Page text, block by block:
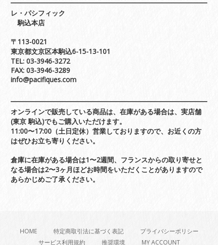
レ・パシフィック
駒込本店
〒113-0021
東京都文京区本駒込6-15-13-101
TEL: 03-3946-3272
FAX: 03-3946-3289
info@pacifiques.com
オンラインで販売している商品は、在庫がある場合は、実店舗
(東京 駒込)でもご購入いただけます。
11:00〜17:00（土日定休）営業しておりますので、お近くの方
はぜひお立ち寄りください。
倉庫に在庫がある場合は1〜2週間、フランスからの取り寄せと
なる場合は2〜3ヶ月ほどお時間をいただくことがありますので
あらかじめご了承ください。
HOME 特定商取引法に基づく表記
プライバシーポリシー
サービス利用規約
推奨環境 MY ACCOUNT